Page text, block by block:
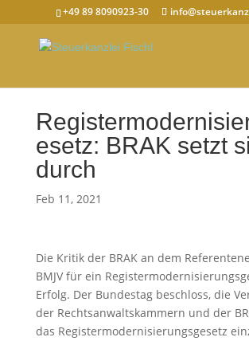
+49 89 8090923-30
esetz: BRAK setzt
durch
Feb 11, 2021
Die Kritik der BRAK an dem
BMJV für ein
Erfolg. Der Bundestag beschloss, die
der Rechtsanwaltskammern und der
das Registermodernisierungsgesetz